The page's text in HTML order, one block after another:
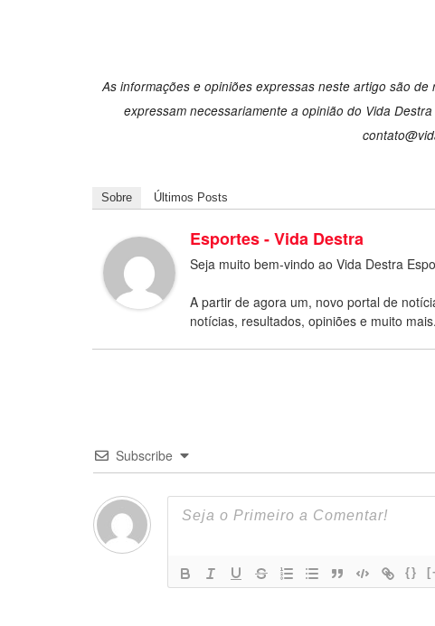
As informações e opiniões expressas neste artigo são
expressam necessariamente a opinião do Vida
Sobre Últimos Posts
Esportes - Vida Destra
Seja muito bem-vindo ao Vida Destra
A partir de agora um, novo portal de
notícias, resultados, opiniões e muito mais.
Subscribe
{}